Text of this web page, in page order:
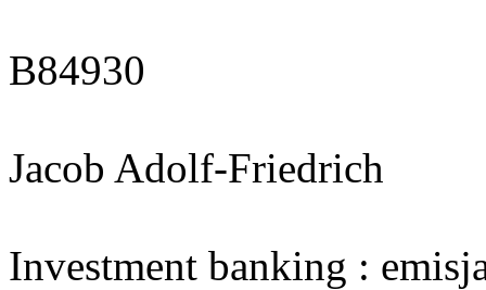
B84930
Jacob Adolf-Friedrich
Investment banking :